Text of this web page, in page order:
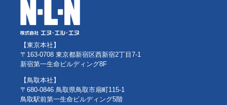
【東京本社】
〒163-0708 東京都新宿区西新宿2丁目7-1
新宿第一生命ビルディング8F
【鳥取本社】
〒680-0846 鳥取県鳥取市扇町115-1
鳥取駅前第一生命ビルディング5階